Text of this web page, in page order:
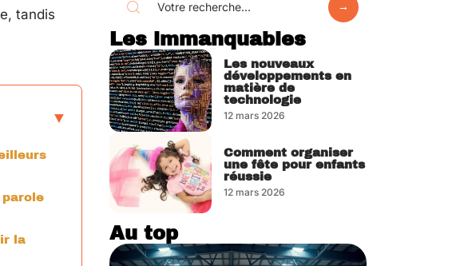
tandis
la
Les immanquables
Les nouveaux
développements en
matière de
technologie
12 mars 2026
Comment organiser
une fête pour enfants
réussie
12 mars 2026
Au top